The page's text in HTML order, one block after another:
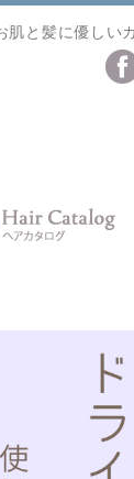
と髪に優しい